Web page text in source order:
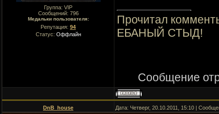
Группа: VIP
Сообщений: 796
Медальки пользователя:
Репутация: 94
Статус: Оффлайн
Прочитал
ЕБАНЫЙ СТЫД!
Сообщение
DnB_house Дата: Четверг, 20.10.2011, 15:10 |